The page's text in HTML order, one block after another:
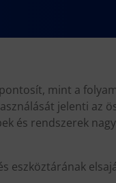
mint a
jelenti az
és rendszerek
eszköztárának